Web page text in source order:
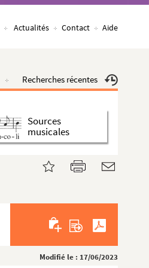
Actualités Contact Aide
Recherches récentes
Sources
musicales
Modifié le : 17/06/2023